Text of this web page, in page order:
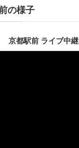
の様子
京都駅前 ライブ中継